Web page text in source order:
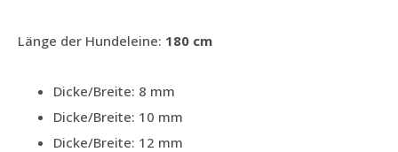
Länge der Hundeleine: 180 cm
Dicke/Breite: 8 mm
Dicke/Breite: 10 mm
Dicke/Breite: 12 mm